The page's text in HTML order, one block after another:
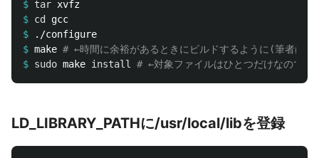
$ tar
$ cd
$
$ make # ←時間に余裕があるときにビルドするように(筆者は５
$ sudo make install # ←対象ファイルはひとつだけなので手
LD_LIBRARY_PATHに/usr/local/libを登録